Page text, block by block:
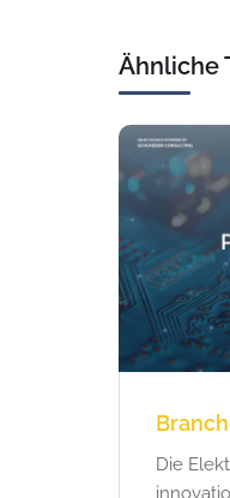
Ähnliche
Die